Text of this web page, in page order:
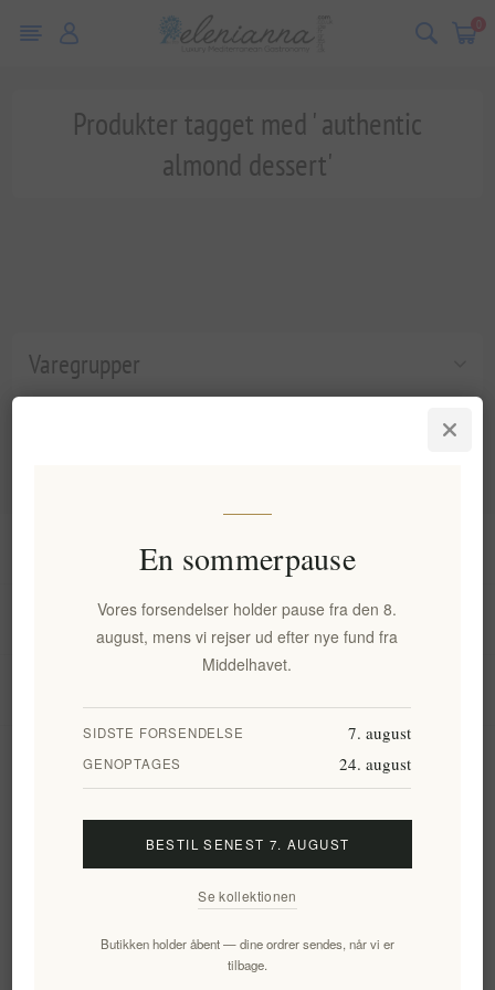
0
Varegrupper
Produkter tagget med ' authentic
almond dessert'
Min konto
Tilmeld Frameld
En sommerpause
Vores forsendelser holder pause fra den 8.
august, mens vi rejser ud efter nye fund fra
Middelhavet.
SIDSTE FORSENDELSE 7. august
GENOPTAGES 24. august
BESTIL SENEST 7. AUGUST
Se kollektionen
Butikken holder åbent — dine ordrer sendes, når vi er
tilbage.